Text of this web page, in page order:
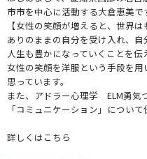
市市を中心に活動する大倉恵美で
【女性の笑顔が増えると、世界は
ありのままの自分を受け入れ、自
人生も豊かになっていくことを伝
女性の笑顔を洋服という手段を
思っています。
また、アドラー心理学 ELM勇気
「コミュニケーション」について
詳しくはこちら